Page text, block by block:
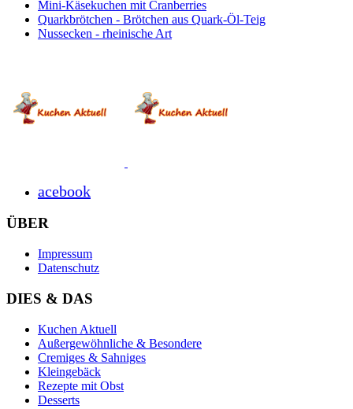
Mini-Käsekuchen mit Cranberries
Quarkbrötchen - Brötchen aus Quark-Öl-Teig
Nussecken - rheinische Art
acebook
ÜBER
Impressum
Datenschutz
DIES & DAS
Kuchen Aktuell
Außergewöhnliche & Besondere
Cremiges & Sahniges
Kleingebäck
Rezepte mit Obst
Desserts